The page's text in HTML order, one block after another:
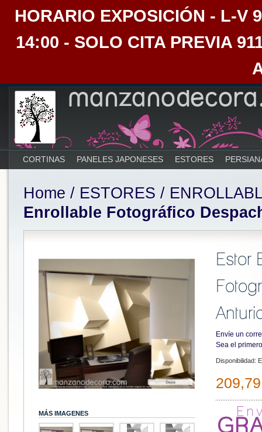
HORARIO EXPOSICIÓN - L-V
14:00 - SOLO CITA PREVIA
CORTINAS PANELES JAPONESES ESTORES
Home / ESTORES /
Enrollable Fotográfico
Estor
Envíe un
Sea el
Disponibilidad:
MÁS IMAGENES